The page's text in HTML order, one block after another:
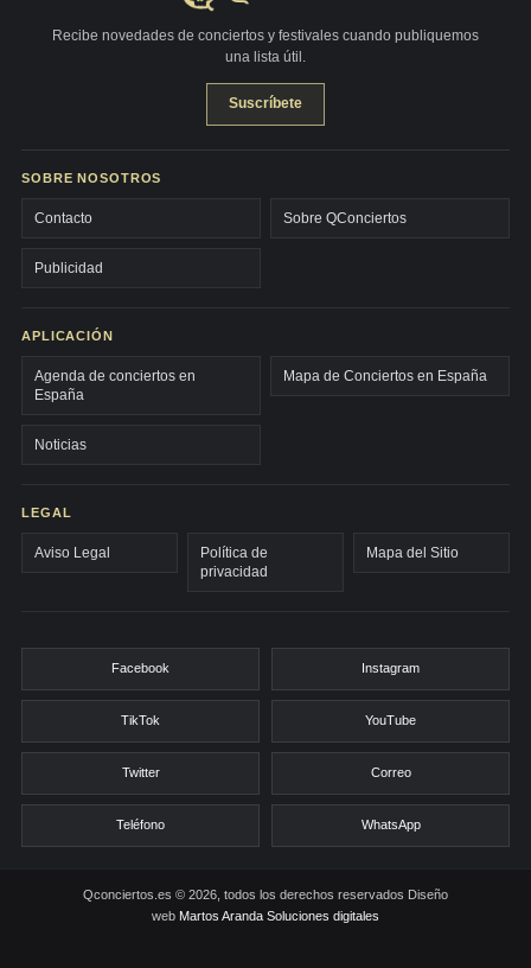
Recibe novedades de conciertos y festivales cuando publiquemos
una lista útil.
Suscríbete
SOBRE NOSOTROS
Contacto Sobre QConciertos
Publicidad
APLICACIÓN
Agenda de conciertos en
España
Mapa de Conciertos en España
Noticias
LEGAL
Aviso Legal
Política de
privacidad
Mapa del Sitio
Facebook Instagram
TikTok YouTube
Twitter Correo
Teléfono WhatsApp
Qconciertos.es © 2026, todos los derechos reservados Diseño
web Martos Aranda Soluciones digitales